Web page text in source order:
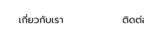
เกี่ยวกับเรา ติดต่